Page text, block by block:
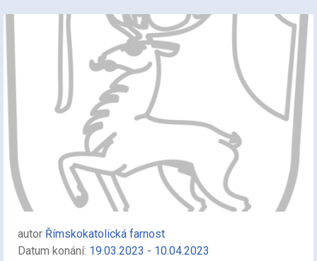
autor Římskokatolická farnost
Datum konání: 19.03.2023 - 10.04.2023